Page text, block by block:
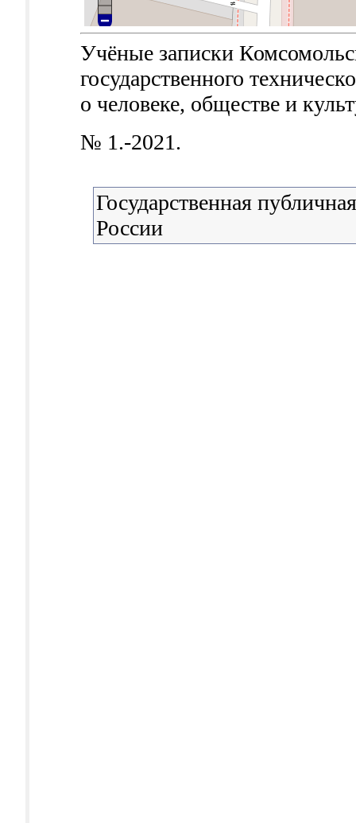
Учёные записки
государственного
о человеке, обществе и
№ 1.-2021.
Государственная
России